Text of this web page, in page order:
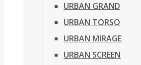
URBAN GRAND
URBAN TORSO
URBAN MIRAGE
URBAN SCREEN